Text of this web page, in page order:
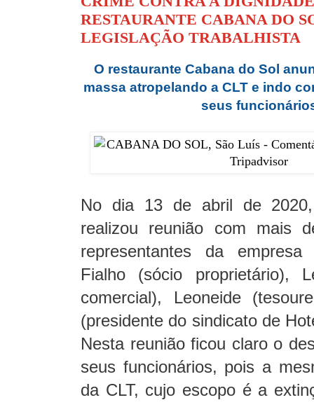
RESTAURANTE CABANA DO
LEGISLAÇÃO TRABALHISTA
O restaurante Cabana do Sol
massa atropelando a CLT e indo
seus
No dia 13 de abril de
realizou reunião com mais
representantes da
Fialho (sócio proprietário),
comercial), Leoneide
(presidente do sindicato de
Nesta reunião ficou claro o
seus funcionários, pois a
da CLT, cujo escopo é a